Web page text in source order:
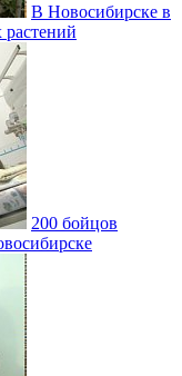
В Новосибирске в
растений
200 бойцов